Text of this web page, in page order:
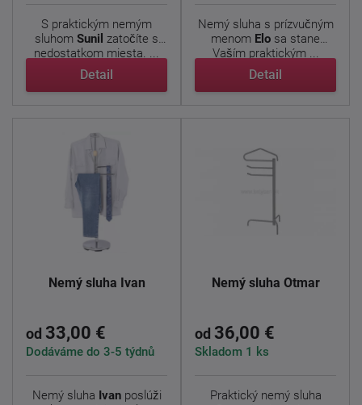
S praktickým nemým
sluhom Sunil zatočíte s
nedostatkom miesta. ...
Detail
Nemý sluha s prízvučným
menom Elo sa stane
Vaším praktickým ...
Detail
Nemý sluha Ivan
od 33,00 €
Dodáváme do 3-5 týdnů
Nemý sluha Ivanposlúži
Nemý sluha Otmar
od 36,00 €
Skladom 1 ks
Praktický nemý sluha